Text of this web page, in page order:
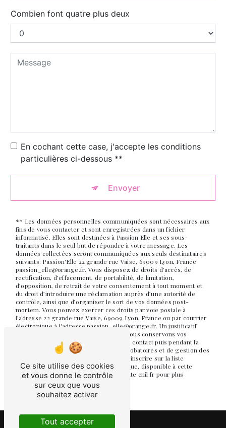
Combien font quatre plus deux
En cochant cette case, j'accepte les conditions
particulières ci-dessous **
Envoyer
** Les données personnelles communiquées sont nécessaires aux
fins de vous contacter et sont enregistrées dans un fichier
informatisé. Elles sont destinées à Passion'Elle et ses sous-
traitants dans le seul but de répondre à votre message. Les
données collectées seront communiquées aux seuls destinataires
suivants: Passion'Elle 22 grande rue Vaise, 69009 Lyon, France
passion_elle@orange.fr. Vous disposez de droits d’accès, de
rectification, d’effacement, de portabilité, de limitation,
d’opposition, de retrait de votre consentement à tout moment et
du droit d’introduire une réclamation auprès d’une autorité de
contrôle, ainsi que d’organiser le sort de vos données post-
mortem. Vous pouvez exercer ces droits par voie postale à
l'adresse 22 grande rue Vaise, 69009 Lyon, France ou par courrier
électronique à l'adresse passion_elle@orange.fr. Un justificatif
d'identité pourra vous être demandé. Nous conservons vos
données pendant la période de prise de contact puis pendant la
durée de prescription légale aux fins probatoires et de gestion des
contentieux. Vous avez le droit de vous inscrire sur la liste
d'opposition au démarchage téléphonique, disponible à cette
adresse:Bloctel.gouv.fr. Consultez le site cnil.fr pour plus
d’informations sur vos droits.
Ce site utilise des cookies
et vous donne le contrôle
sur ceux que vous
souhaitez activer
Tout accepter